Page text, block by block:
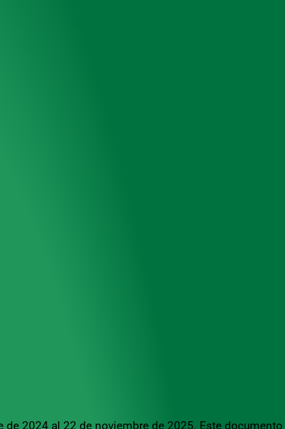
2024 al 22 de noviembre de 2025. Este documento